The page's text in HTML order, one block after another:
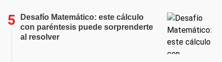
Desafío Matemático: este cálculo
con paréntesis puede sorprenderte
al resolver